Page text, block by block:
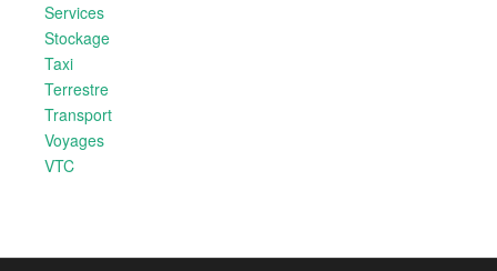
Services
Stockage
Taxi
Terrestre
Transport
Voyages
VTC